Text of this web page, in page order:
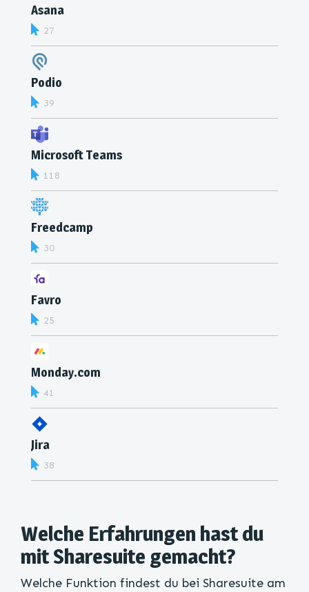
Asana
27
Podio
39
Microsoft Teams
118
Freedcamp
30
Favro
25
Monday.com
41
Jira
38
Welche Erfahrungen hast du
mit Sharesuite gemacht?
Welche Funktion findest du bei Sharesuite am